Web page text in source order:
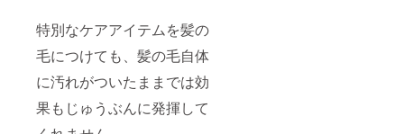
特別なケアアイテムを髪の
毛につけても、髪の毛自体
に汚れがついたままでは効
果もじゅうぶんに発揮して